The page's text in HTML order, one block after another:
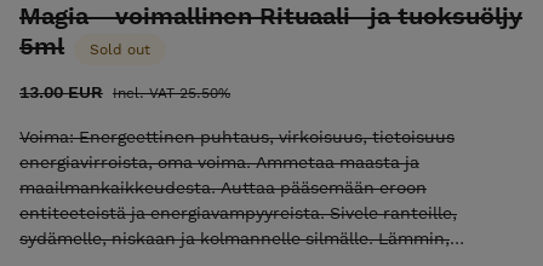
Magia - voimallinen Rituaali- ja tuoksuöljy
5ml
Sold out
13.00 EUR Incl. VAT 25.50%
Voima: Energeettinen puhtaus, virkoisuus, tietoisuus
energiavirroista, oma voima. Ammetaa maasta ja
maailmankaikkeudesta. Auttaa pääsemään eroon
entiteeteistä ja energiavampyyreista. Sivele ranteille,
sydämelle, niskaan ja kolmannelle silmälle. Lämmin,